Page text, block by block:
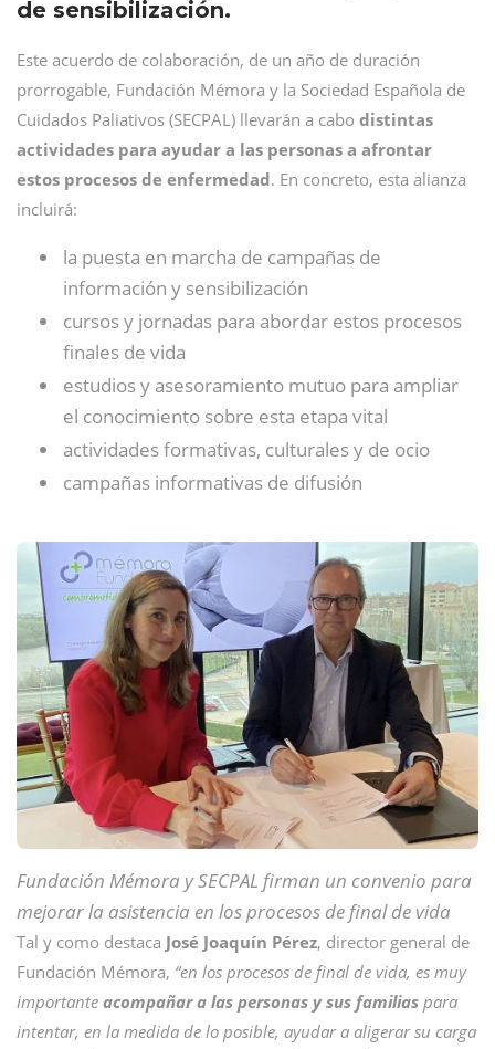
de sensibilización.
Este acuerdo de colaboración, de un año de duración
prorrogable, Fundación Mémora y la Sociedad Española de
Cuidados Paliativos (SECPAL) llevarán a cabo distintas
actividades para ayudar a las personas a afrontar
estos procesos de enfermedad. En concreto, esta alianza
incluirá:
la puesta en marcha de campañas de
información y sensibilización
cursos y jornadas para abordar estos procesos
finales de vida
estudios y asesoramiento mutuo para ampliar
el conocimiento sobre esta etapa vital
actividades formativas, culturales y de ocio
campañas informativas de difusión
Fundación Mémora y SECPAL firman un convenio para
mejorar la asistencia en los procesos de final de vida
Tal y como destaca José Joaquín Pérez, director general de
Fundación Mémora, “en los procesos de final de vida, es muy
importante acompañar a las personas y sus familias para
intentar, en la medida de lo posible, ayudar a aligerar su carga